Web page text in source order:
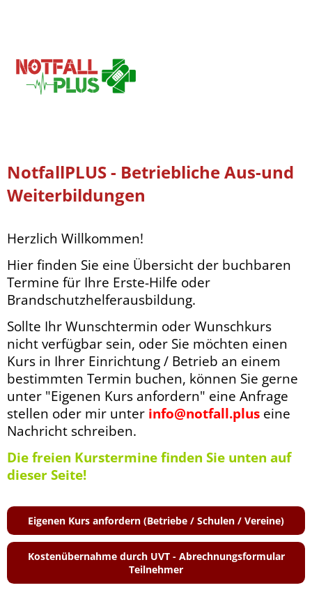
NotfallPLUS - Betriebliche Aus-und
Weiterbildungen
Herzlich Willkommen!
Hier finden Sie eine Übersicht der buchbaren
Termine für Ihre Erste-Hilfe oder
Brandschutzhelferausbildung.
Sollte Ihr Wunschtermin oder Wunschkurs
nicht verfügbar sein, oder Sie möchten einen
Kurs in Ihrer Einrichtung / Betrieb an einem
bestimmten Termin buchen, können Sie gerne
unter "Eigenen Kurs anfordern" eine Anfrage
stellen oder mir unter info@notfall.plus eine
Nachricht schreiben.
Die freien Kurstermine finden Sie unten auf
dieser Seite!
Eigenen Kurs anfordern (Betriebe / Schulen / Vereine)
Kostenübernahme durch UVT - Abrechnungsformular
Teilnehmer